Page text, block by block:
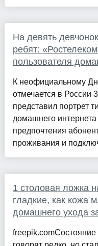
На девять
ребят:
пользователя
К неофициальному
отмечается в России
представил портрет
домашнего
предпочтения
проживания и
1 столовая ложка
гладкие, как кожа
домашнего ухода